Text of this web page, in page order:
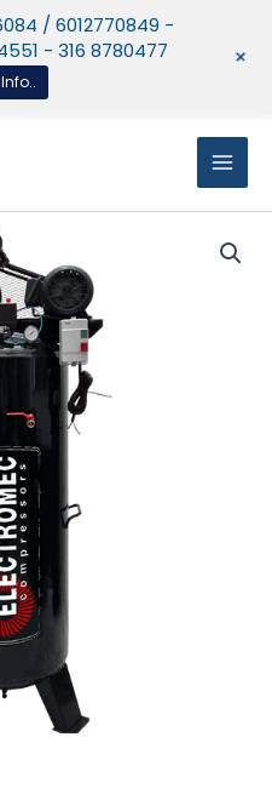
/ 6012770849 -
- 316 8780477
+